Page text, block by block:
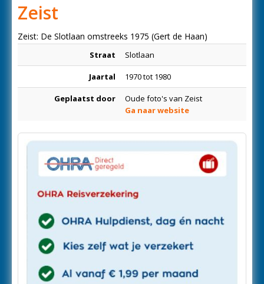
Zeist
Zeist: De Slotlaan omstreeks 1975 (Gert de Haan)
Straat Slotlaan
Jaartal 1970 tot 1980
Geplaatst door
Oude foto's van Zeist
Ga naar website